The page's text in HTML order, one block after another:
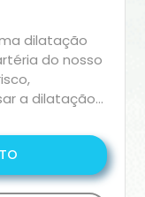
dilatação
do nosso
a dilatação
e doenças
ou